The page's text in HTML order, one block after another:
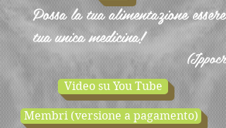
Possa la tua alimentazione essere
tua unica medicina!
Video su You Tube
Membri (versione a pagamento)